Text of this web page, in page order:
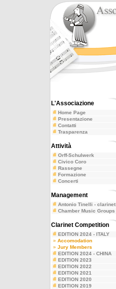
L'Associazione
Home Page
Presentazione
Contatti
Trasparenza
Attività
Orff-Schulwerk
Civico Coro
Rassegne
Formazione
Concerti
Management
Antonio Tinelli - clarinet
Chamber Music Groups
Clarinet Competition
EDITION 2024 - ITALY
» Accomodation
» Jury Members
EDITION 2024 - CHINA
EDITION 2023
EDITION 2022
EDITION 2021
EDITION 2020
EDITION 2019